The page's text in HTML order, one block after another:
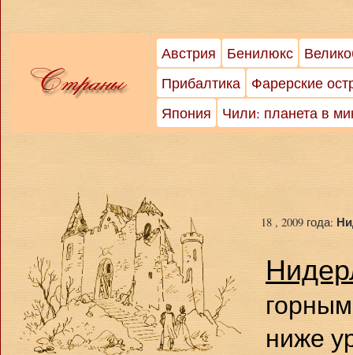
Австрия Бенилюкс
Прибалтика
Фарерские
Япония
Чили: планета в
18 , 2009 года:
ниже